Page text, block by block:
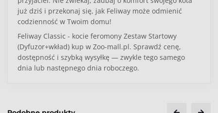
już dziś i przekonaj się, jak Feliway może odmienić
codzienność w Twoim domu!
Feliway Classic - kocie feromony Zestaw Startowy
(Dyfuzor+wkład) kup w Zoo-mall.pl. Sprawdź cenę,
dostępność i szybką wysyłkę — zwykle tego samego
dnia lub następnego dnia roboczego.